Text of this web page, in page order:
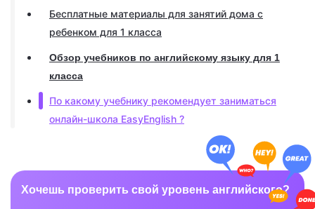
Бесплатные материалы для занятий дома с
ребенком для 1 класса
Обзор учебников по английскому языку для 1
класса
По какому учебнику рекомендует заниматься
онлайн-школа EasyEnglish ?
Хочешь проверить свой уровень английского?